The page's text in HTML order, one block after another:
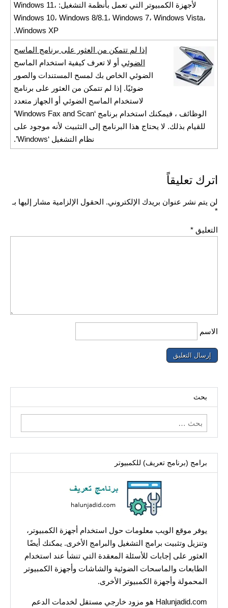
لأجهزة الكمبيوتر التي تعمل بأنظمة التشغيل: Windows 11،
Windows 10، Windows 8/8.1، Windows 7، Windows Vista،
Windows XP.
إذا لم تتمكن من العثور على برنامج الماسح
الضوئي أو لا تعرف كيفية استخدام الماسح
الضوئي الخاص بك لمسح المستندات والصور
ضوئيًا. إذا لم تتمكن من العثور على برنامج
لاستخدام الماسح الضوئي أو الجهاز متعدد
الوظائف ، فيمكنك استخدام برنامج ‘Windows Fax and Scan’
للقيام بذلك. لا يحتاج هذا البرنامج إلى التثبيت لأنه موجود على
نظام التشغيل ‘Windows’.
اترك تعليقاً
لن يتم نشر عنوان بريدك الإلكتروني. الحقول الإلزامية مشار إليها بـ
*
التعليق *
الاسم
بحث
البحث
عن:
برامج (برنامج تعريف) للكمبيوتر
يوفر موقع الويب معلومات حول استخدام أجهزة الكمبيوتر،
وتنزيل وتثبيت برامج التشغيل والبرامج الأخرى. يمكنك أيضًا
العثور على إجابات للأسئلة المعقدة التي تنشأ عند استخدام
الطابعات والماسحات الضوئية والشاشات وأجهزة الكمبيوتر
المحمولة وأجهزة الكمبيوتر الأخرى.
Halunjadid.com هو مزود خارجي مستقل لخدمات الدعم